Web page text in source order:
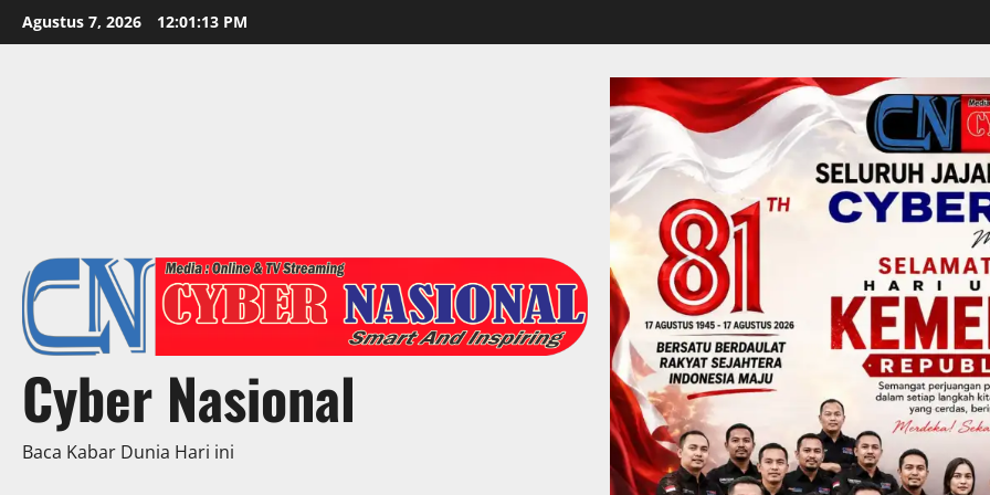
Skip
to
Agustus 7, 2026 12:01:15 PM
Cyber Nasional
Baca Kabar Dunia Hari ini